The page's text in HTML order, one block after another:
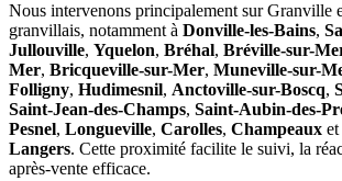
Nous intervenons principalement sur Granville
granvillais, notamment à Donville-les-Bains,
Jullouville, Yquelon, Bréhal, Bréville-sur-
Mer, Bricqueville-sur-Mer, Muneville-sur-
Folligny, Hudimesnil, Anctoville-sur-Boscq,
Saint-Jean-des-Champs, Saint-Aubin-des-
Pesnel, Longueville, Carolles, Champeaux et
Langers. Cette proximité facilite le suivi, la
après-vente efficace.